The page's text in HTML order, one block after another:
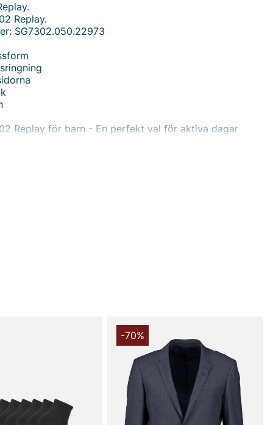
Replay.
SG7302.050.22973
Replay för barn - En perfekt val för aktiva dagar
och mångsidiga T-shirten Sg7302 Replay,
printade tryck utstrålar T-shirten Sg7302 Replay en
känsla som barn älskar. Den är perfekt för att
stil och ger en modern touch till varje outfit.
är inte bara en T-shirt - det är ett plagg som
stil och hållbarhet. Replay är ett välkänt
fokus på hög kvalitet och genomtänkt design, vilket
shirt till ett pålitligt val för både aktiva barn och
värdesätter kvalitet.
-70%